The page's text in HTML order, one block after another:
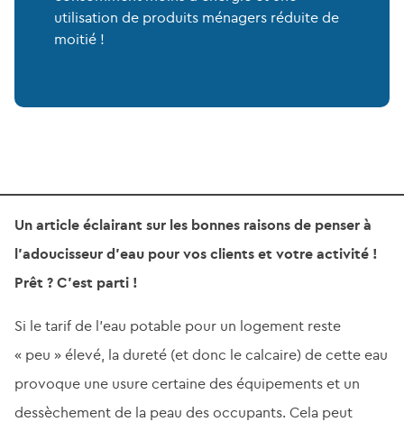
utilisation de produits ménagers réduite de
moitié !
Un article éclairant sur les bonnes raisons de penser à
l’adoucisseur d’eau pour vos clients et votre activité !
Prêt ? C’est parti !
Si le tarif de l’eau potable pour un logement reste
« peu » élevé, la dureté (et donc le calcaire) de cette eau
provoque une usure certaine des équipements et un
dessèchement de la peau des occupants. Cela peut